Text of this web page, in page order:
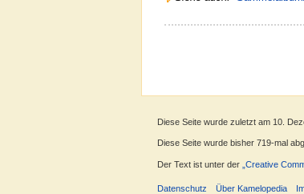
Diese Seite wurde zuletzt am 10.
Diese Seite wurde bisher 719-mal
Der Text ist unter der „Creative
Datenschutz Über Kamelopedia